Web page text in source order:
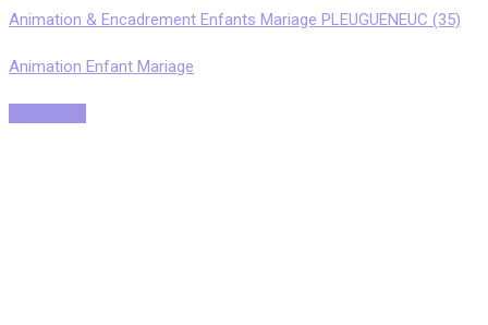
Animation & Encadrement Enfants Mariage PLEUGUENEUC (35)
Animation Enfant Mariage